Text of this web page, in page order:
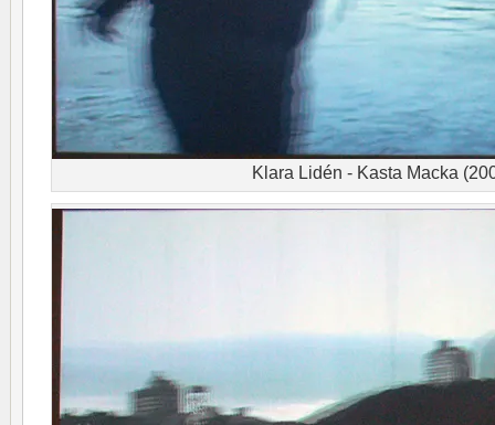
Klara Lidén - Kasta Macka